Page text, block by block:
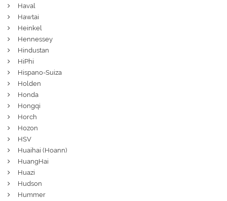
Haval
Hawtai
Heinkel
Hennessey
Hindustan
HiPhi
Hispano-Suiza
Holden
Honda
Hongqi
Horch
Hozon
HSV
Huaihai (Hoann)
HuangHai
Huazi
Hudson
Hummer